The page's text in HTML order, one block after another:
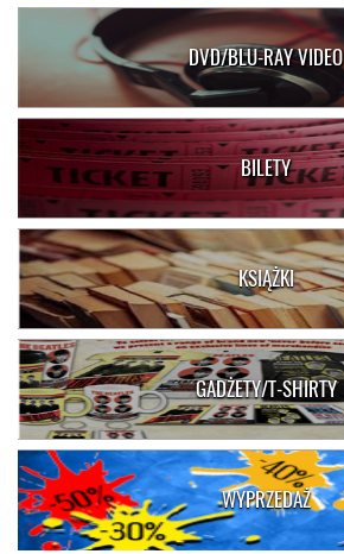
DVD/BLU-RAY VIDEO
BILETY
KSIĄŻKI
GADŻETY/T-SHIRTY
WYPRZEDAŻ